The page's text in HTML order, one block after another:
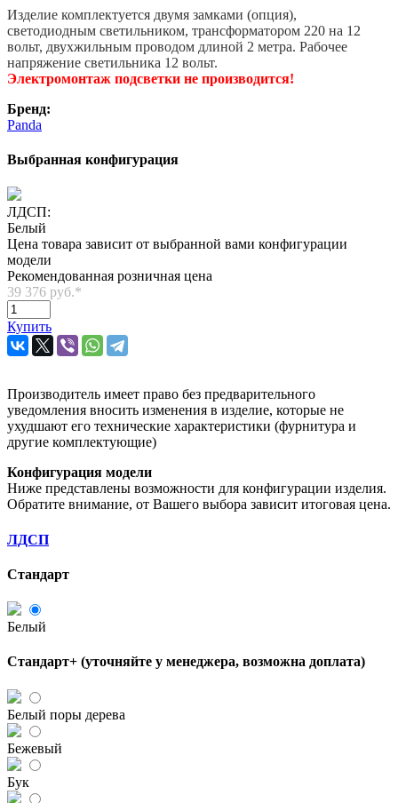
Изделие комплектуется двумя замками (опция),
светодиодным светильником, трансформатором 220 на 12
вольт, двухжильным проводом длиной 2 метра. Рабочее
напряжение светильника 12 вольт.
Электромонтаж подсветки не производится!
Бренд:
Panda
Выбранная конфигурация
ЛДСП:
Белый
Цена товара зависит от выбранной вами конфигурации
модели
Рекомендованная розничная цена
39 376 руб.*
Купить
Производитель имеет право без предварительного
уведомления вносить изменения в изделие, которые не
ухудшают его технические характеристики (фурнитура и
другие комплектующие)
Конфигурация модели
Ниже представлены возможности для конфигурации изделия.
Обратите внимание, от Вашего выбора зависит итоговая цена.
ЛДСП
Стандарт
Белый
Стандарт+ (уточняйте у менеджера, возможна доплата)
Белый поры дерева
Бежевый
Бук